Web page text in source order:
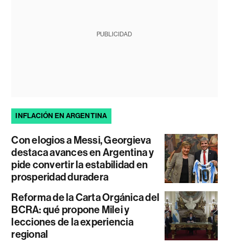
PUBLICIDAD
INFLACIÓN EN ARGENTINA
Con elogios a Messi, Georgieva
destaca avances en Argentina y
pide convertir la estabilidad en
prosperidad duradera
Reforma de la Carta Orgánica del
BCRA: qué propone Milei y
lecciones de la experiencia
regional